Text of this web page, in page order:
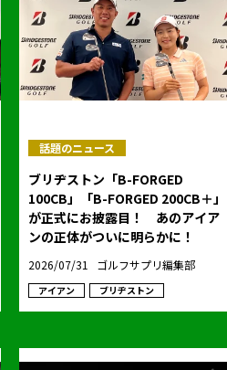
話題のニュース
ブリヂストン「B-FORGED
100CB」「B-FORGED 200CB＋」
が正式にお披露目！ あのアイア
ンの正体がついに明らかに！
2026/07/31 ゴルフサプリ編集部
アイアン ブリヂストン